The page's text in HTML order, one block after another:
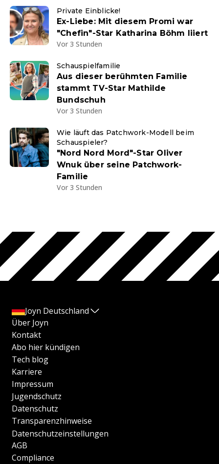
Private Einblicke!
Ex-Liebe: Mit diesem Promi war
"Chefin"-Star Katharina Böhm liiert
Vor 3 Stunden
Schauspielfamilie
Aus dieser berühmten Familie
stammt TV-Star Mathilde
Bundschuh
Vor 3 Stunden
Wie läuft das Patchwork-Modell beim
Schauspieler?
"Nord Nord Mord"-Star Oliver
Wnuk über seine Patchwork-
Familie
Vor 3 Stunden
Joyn Deutschland
Über Joyn
Kontakt
Abo hier kündigen
Tech blog
Karriere
Impressum
Jugendschutz
Datenschutz
Transparenzhinweise
Datenschutzeinstellungen
AGB
Compliance